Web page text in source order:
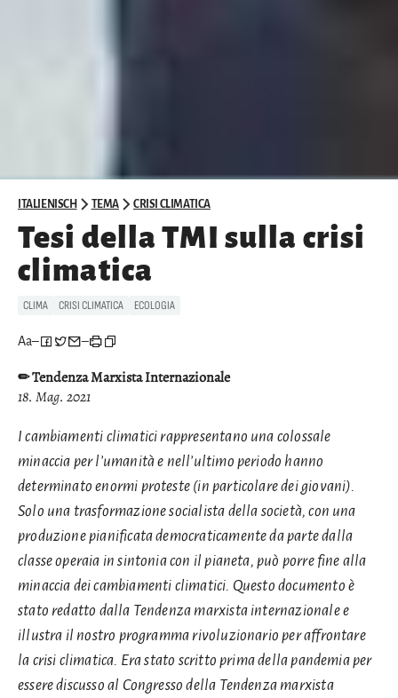
ITALIENISCH TEMA CRISI CLIMATICA
Tesi della TMI sulla crisi
climatica
CLIMA CRISI CLIMATICA ECOLOGIA
Aa– –
✏ Tendenza Marxista Internazionale
18. Mag. 2021
I cambiamenti climatici rappresentano una colossale
minaccia per l’umanità e nell’ultimo periodo hanno
determinato enormi proteste (in particolare dei giovani).
Solo una trasformazione socialista della società, con una
produzione pianificata democraticamente da parte dalla
classe operaia in sintonia con il pianeta, può porre fine alla
minaccia dei cambiamenti climatici. Questo documento è
stato redatto dalla Tendenza marxista internazionale e
illustra il nostro programma rivoluzionario per affrontare
la crisi climatica. Era stato scritto prima della pandemia per
essere discusso al Congresso della Tendenza marxista